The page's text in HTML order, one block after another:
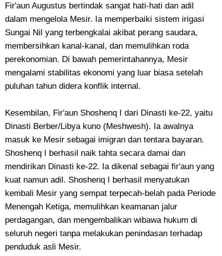
Fir'aun ​Augustus bertindak sangat hati-hati dan adil
dalam mengelola Mesir. Ia memperbaiki sistem irigasi
Sungai Nil yang terbengkalai akibat perang saudara,
membersihkan kanal-kanal, dan memulihkan roda
perekonomian. Di bawah pemerintahannya, Mesir
mengalami stabilitas ekonomi yang luar biasa setelah
puluhan tahun didera konflik internal.
Kesembilan, Fir'aun Shoshenq I dari Dinasti ke-22, yaitu
Dinasti Berber/Libya kuno (Meshwesh). Ia awalnya
masuk ke Mesir sebagai imigran dan tentara bayaran.
Shoshenq I berhasil naik tahta secara damai dan
mendirikan Dinasti ke-22. Ia dikenal sebagai fir'aun yang
kuat namun adil. Shoshenq I berhasil menyatukan
kembali Mesir yang sempat terpecah-belah pada Periode
Menengah Ketiga, memulihkan keamanan jalur
perdagangan, dan mengembalikan wibawa hukum di
seluruh negeri tanpa melakukan penindasan terhadap
penduduk asli Mesir.